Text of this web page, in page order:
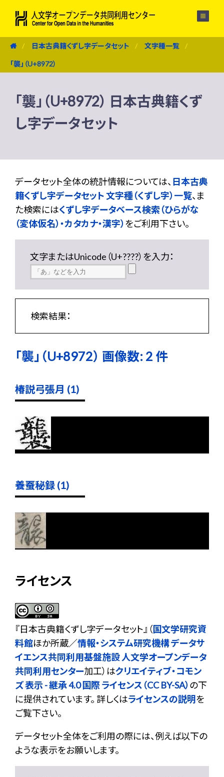
日本古典籍くずし字データセット 文字種一覧
「襲」（U+8972）
「襲」（U+8972） 日本古典籍くず
し字データセット
データセット全体の統計情報については、 日本古典
籍くずし字データセット 文字種（くずし字）一覧、ま
た検索にはくずし字データベース検索（ひらがな
（変体仮名）・カタカナ・漢字） をご利用下さい。
文字またはUnicode（U+????）を入力：
検索結果：
「襲」（U+8972） 画像数: 2 件
椿説弓張月 (1)
養蚕秘録 (1)
ライセンス
『日本古典籍くずし字データセット 』（国文学研究資
料館ほか所蔵／情報・システム研究機構 データサ
イエンス共同利用基盤施設 人文学オープンデータ
共同利用センター加工）はクリエイティブ・コモン
ズ 表示 - 継承 4.0 国際 ライセンス（CC BY-SA） の下
に提供されています。 詳しくはライセンスの説明を
ご覧下さい。
データセット全体をご利用の際には、例えば以下の
ような表示をお願いします。